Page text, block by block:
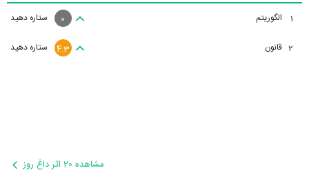
1 الگوریتم ستاره دهید 0
2 قانون ستاره دهید 4.3
مشاهده 20 اثر داغ روز